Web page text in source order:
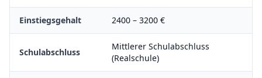
Einstiegsgehalt 2400 – 3200 €
Schulabschluss
Mittlerer Schulabschluss
(Realschule)